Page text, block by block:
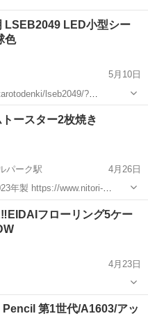
LSEB2049 LED小型シー
色
5月10日
lseb2049/?
照明器具 電球
ースター2枚焼き
パーク駅
4月26日
ーク駅 生活家電 ニトリ
フローリング5ケー
4月23日
ット/マット/ラグ
Pencil 第1世代/A1603/アッ